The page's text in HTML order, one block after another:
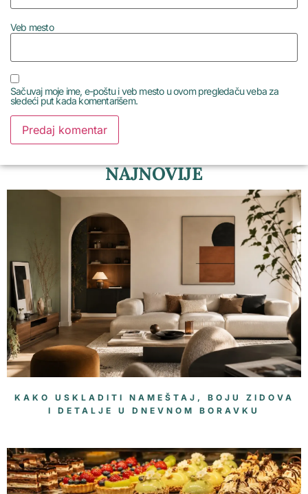
Veb mesto
Sačuvaj moje ime, e-poštu i veb mesto u ovom pregledaču veba za
sledeći put kada komentarišem.
NAJNOVIJE
KAKO USKLADITI NAMEŠTAJ, BOJU ZIDOVA
I DETALJE U DNEVNOM BORAVKU